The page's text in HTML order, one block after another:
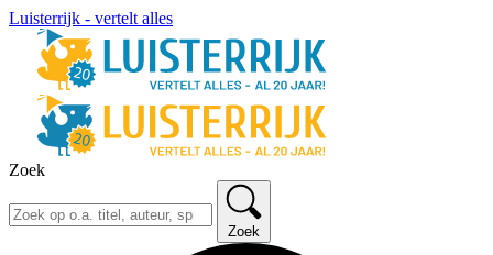
Luisterrijk - vertelt alles
Zoek
Zoek